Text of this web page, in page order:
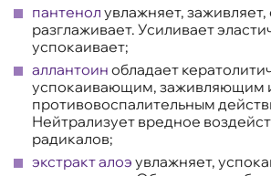
пантенол увлажняет, заживляет,
разглаживает. Усиливает
успокаивает;
аллантоин обладает
успокаивающим, заживляющим
противовоспалительным
Нейтрализует вредное
радикалов;
экстракт алоэ увлажняет,